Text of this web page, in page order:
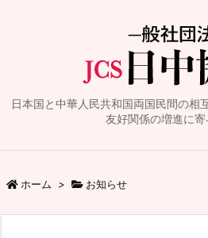
日本国と中華人民共和国両国民間の相
友好関係の増進に
ホーム > お知らせ